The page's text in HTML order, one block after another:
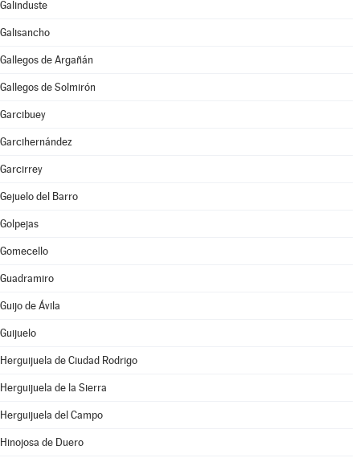
Galinduste
Galisancho
Gallegos de Argañán
Gallegos de Solmirón
Garcibuey
Garcihernández
Garcirrey
Gejuelo del Barro
Golpejas
Gomecello
Guadramiro
Guijo de Ávila
Guijuelo
Herguijuela de Ciudad Rodrigo
Herguijuela de la Sierra
Herguijuela del Campo
Hinojosa de Duero